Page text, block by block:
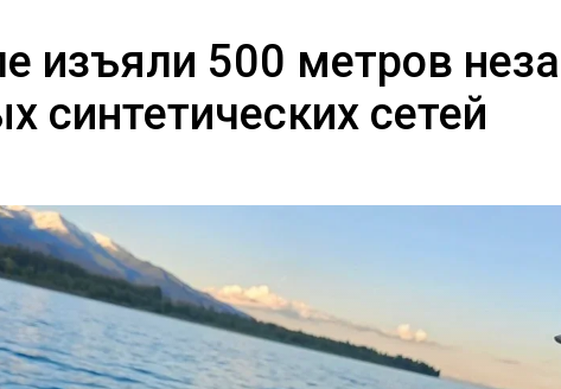
изъяли 500 метров
синтетических сетей